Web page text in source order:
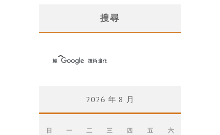
搜尋
2026 年 8 月
日 一 二 三 四 五
六